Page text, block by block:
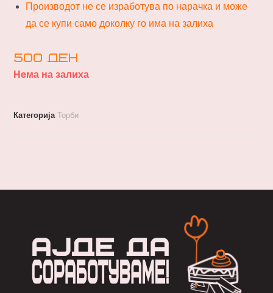
Производот не се изработува по нарачка и може
да се купи само доколку го има на залиха
500ден
Нема на залиха
КатегоријаТорби